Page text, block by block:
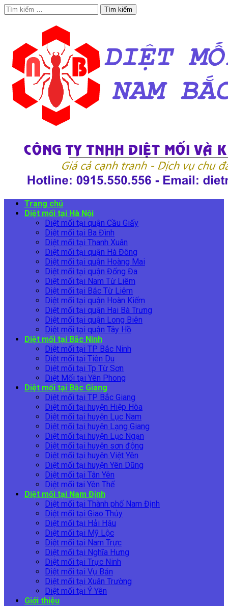
Tìm
kiếm
Trang chủ
Diệt mối tại Hà Nội
Diệt mối tại quận Cầu Giấy
Diệt mối tại Ba Đình
Diệt mối tại Thanh Xuân
Diệt mối tại quận Hà Đông
Diệt mối tại quận Hoàng Mai
Diệt mối tại quận Đống Đa
Diệt mối tại Nam Từ Liêm
Diệt mối tại Bắc Từ Liêm
Diệt mối tại quận Hoàn Kiếm
Diệt mối tại quận Hai Bà Trưng
Diệt mối tại quận Long Biên
Diệt mối tại quận Tây Hồ
Diệt mối tại Bắc Ninh
Diệt mối tại TP Bắc Ninh
Diệt mối tại Tiên Du
Diệt mối tại Tp Từ Sơn
Diệt Mối tại Yên Phong
Diệt mối tại Bắc Giang
Diệt mối tại TP Bắc Giang
Diệt mối tại huyện Hiệp Hòa
Diệt mối tại huyện Lục Nam
Diệt mối tại huyện Lạng Giang
Diệt mối tại huyện Lục Ngạn
Diệt mối tại huyện sơn động
Diệt mối tại huyện Việt Yên
Diệt mối tại huyện Yên Dũng
Diệt mối tại Tân Yên
Diệt mối tai Yên Thế
Diệt mối tại Nam Định
Diệt mối tại Thành phố Nam Định
Diệt mối tại Giao Thủy
Diệt mối tại Hải Hậu
Diệt mối tại Mỹ Lộc
Diệt mối tại Nam Trực
Diệt mối tại Nghĩa Hưng
Diệt mối tại Trực Ninh
Diệt mối tại Vụ Bản
Diệt mối tại Xuân Trường
Diệt mối tại Ý Yên
Giới thiệu